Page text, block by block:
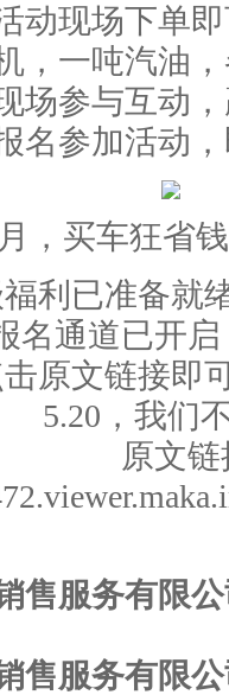
现场下单即
，一吨汽油
参与互动，
参加活动，
，买车狂省
利已准备就
通道已开启
文链接即可
，我们不
原文链
服务有限公
服务有限公